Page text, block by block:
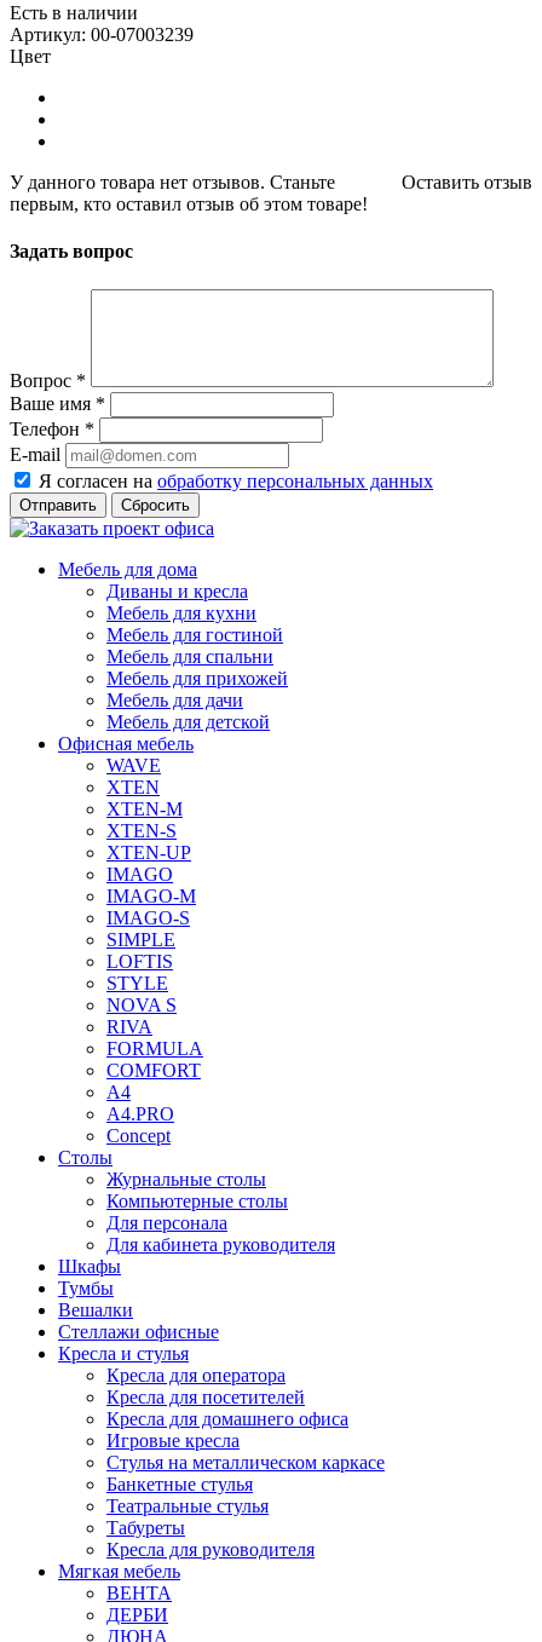
Есть в наличии
Артикул: 00-07003239
Цвет
Оставить отзыв
У данного товара нет отзывов. Станьте
первым, кто оставил отзыв об этом товаре!
Задать вопрос
Вопрос *
Ваше имя *
Телефон *
E-mail
Я согласен на обработку персональных данных
Сбросить
Мебель для дома
Диваны и кресла
Мебель для кухни
Мебель для гостиной
Мебель для спальни
Мебель для прихожей
Мебель для дачи
Мебель для детской
Офисная мебель
WAVE
XTEN
XTEN-M
XTEN-S
XTEN-UP
IMAGO
IMAGO-M
IMAGO-S
SIMPLE
LOFTIS
STYLE
NOVA S
RIVA
FORMULA
COMFORT
A4
A4.PRO
Concept
Столы
Журнальные столы
Компьютерные столы
Для персонала
Для кабинета руководителя
Шкафы
Тумбы
Вешалки
Стеллажи офисные
Кресла и стулья
Кресла для оператора
Кресла для посетителей
Кресла для домашнего офиса
Игровые кресла
Стулья на металлическом каркасе
Банкетные стулья
Театральные стулья
Табуреты
Кресла для руководителя
Мягкая мебель
ВЕНТА
ДЕРБИ
ДЮНА